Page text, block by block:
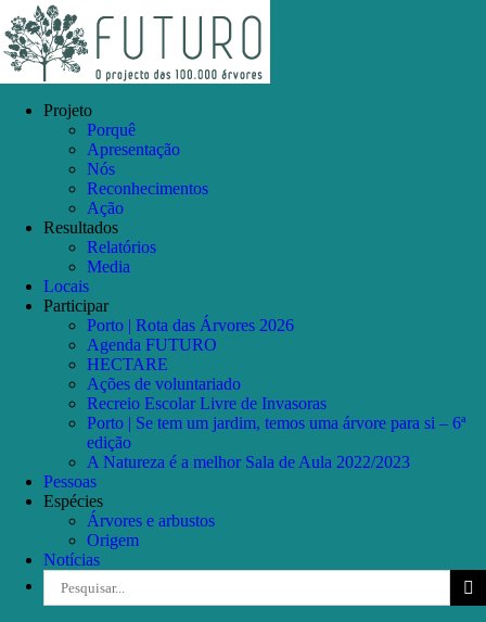
to
content
Facebook
Instagram
YouTube
Projeto
Porquê
Apresentação
Nós
Reconhecimentos
Ação
Resultados
Relatórios
Media
Locais
Participar
Porto | Rota das Árvores 2026
Agenda FUTURO
HECTARE
Ações de voluntariado
Recreio Escolar Livre de Invasoras
Porto | Se tem um jardim, temos uma árvore para si – 6ª
edição
A Natureza é a melhor Sala de Aula 2022/2023
Pessoas
Espécies
Árvores e arbustos
Origem
Notícias